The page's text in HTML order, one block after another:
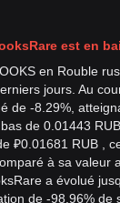
est en
en Rouble
jours. Au
de -8.29%,
de 0.01443
₽0.01681 RUB ,
à sa valeur
a évolué
de -98.96% de